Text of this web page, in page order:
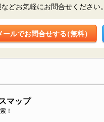
どお気軽にお問合せください。
ールでお問合せする（無料）
マップ
！